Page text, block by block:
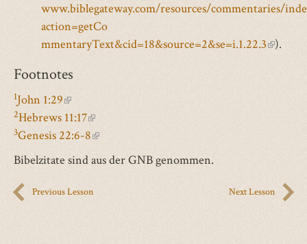
www.biblegateway.com/resources/commentaries/
action=getCo
mmentaryText&cid=18&source=2&se=i.1.22.3(link
).
Footnotes
1John 1:29(link
is
external)
2Hebrews 11:17(link
is
external)
3Genesis 22:6-8(link
Bibelzitate sind aus der GNB genommen.
Previous Lesson Next Lesson